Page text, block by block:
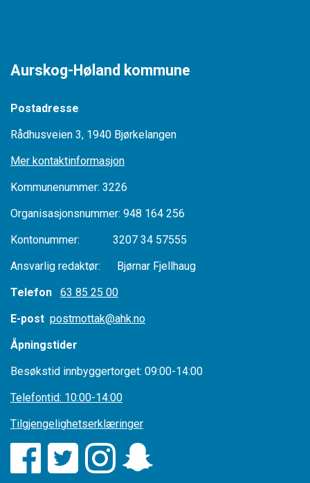
Aurskog-Høland kommune
Postadresse
Rådhusveien 3, 1940 Bjørkelangen
Mer kontaktinformasjon
Kommunenummer: 3226
Organisasjonsnummer: 948 164 256
Kontonummer: 3207 34 57555
Ansvarlig redaktør: Bjørnar Fjellhaug
Telefon 63 85 25 00
E-post postmottak@ahk.no
Åpningstider
Besøkstid innbyggertorget: 09:00-14:00
Telefontid: 10:00-14:00
Tilgjengelighetserklæringer